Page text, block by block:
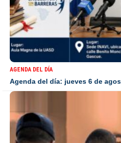
AGENDA DEL DÍA
Agenda del día: jueves 6 de